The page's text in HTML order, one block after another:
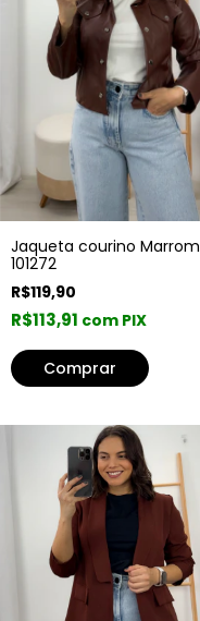
Jaqueta courino Marrom
101272
R$119,90
R$113,91 com PIX
Comprar